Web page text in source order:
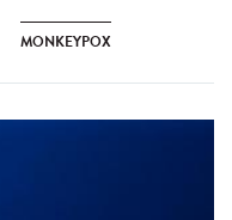
MONKEYPOX